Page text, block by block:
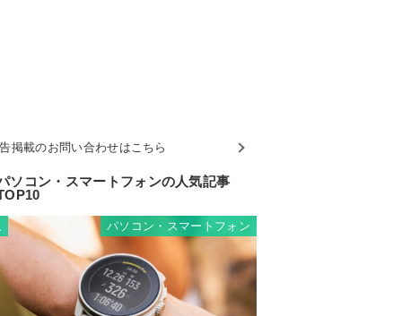
掲載のお問い合わせはこちら
ソコン・スマートフォンの人気記事
パソコン・スマートフォン